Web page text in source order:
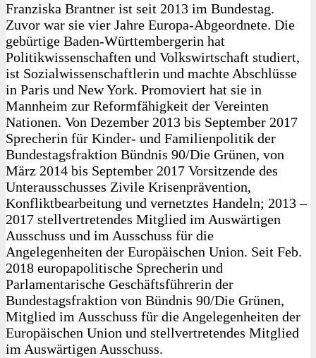
Franziska Brantner ist seit 2013 im Bundestag.
Zuvor war sie vier Jahre Europa-Abgeordnete. Die
gebürtige Baden-Württembergerin hat
Politikwissenschaften und Volkswirtschaft studiert,
ist Sozialwissenschaftlerin und machte Abschlüsse
in Paris und New York. Promoviert hat sie in
Mannheim zur Reformfähigkeit der Vereinten
Nationen. Von Dezember 2013 bis September 2017
Sprecherin für Kinder- und Familienpolitik der
Bundestagsfraktion Bündnis 90/Die Grünen, von
März 2014 bis September 2017 Vorsitzende des
Unterausschusses Zivile Krisenprävention,
Konfliktbearbeitung und vernetztes Handeln; 2013 –
2017 stellvertretendes Mitglied im Auswärtigen
Ausschuss und im Ausschuss für die
Angelegenheiten der Europäischen Union. Seit Feb.
2018 europapolitische Sprecherin und
Parlamentarische Geschäftsführerin der
Bundestagsfraktion von Bündnis 90/Die Grünen,
Mitglied im Ausschuss für die Angelegenheiten der
Europäischen Union und stellvertretendes Mitglied
im Auswärtigen Ausschuss.